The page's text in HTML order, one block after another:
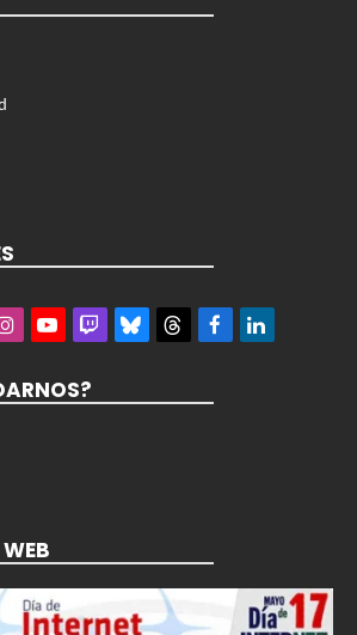
InstagramYouTubeTwitchBlueskyThreadsFacebookLinkedIn